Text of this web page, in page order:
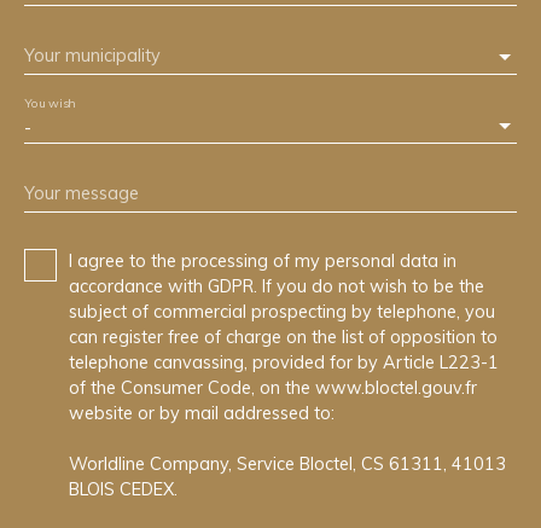
Your municipality
-
You wish
Your message
I agree to the processing of my personal data in
accordance with GDPR. If you do not wish to be the
subject of commercial prospecting by telephone, you
can register free of charge on the list of opposition to
telephone canvassing, provided for by Article L223-1
of the Consumer Code, on the www.bloctel.gouv.fr
website or by mail addressed to:
Worldline Company, Service Bloctel, CS 61311, 41013
BLOIS CEDEX.